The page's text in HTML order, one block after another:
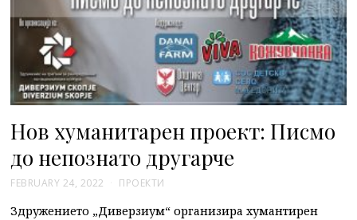
Нов хуманитарен проект: Писмо
до непознато другарче
FEBRUARY 24, 2022 ПРОЕКТИ
Здружението „Диверзиум“ организира хумантирен